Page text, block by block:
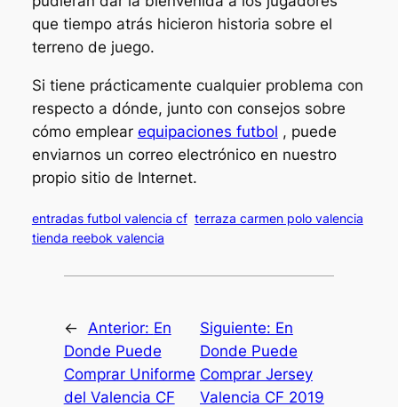
que tiempo atrás hicieron historia sobre el
terreno de juego.
Si tiene prácticamente cualquier problema con
respecto a dónde, junto con consejos sobre
cómo emplear equipaciones futbol , puede
enviarnos un correo electrónico en nuestro
propio sitio de Internet.
entradas futbol valencia cf terraza carmen polo valencia
tienda reebok valencia
← Anterior: En
Donde Puede
Comprar Uniforme
del Valencia CF
Siguiente: En
Donde Puede
Comprar Jersey
Valencia CF 2019